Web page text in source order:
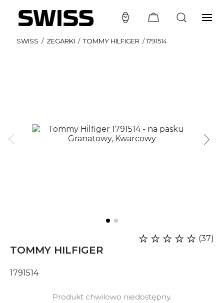
SWISS / ZEGARKI / TOMMY HILFIGER /1791514
TOMMY HILFIGER
(37)
1791514
Produkt chwilowo niedostępny.